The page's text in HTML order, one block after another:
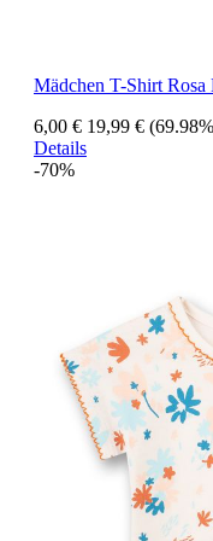
Mädchen T-Shirt
6,00 € 19,99 €
Details
-70%